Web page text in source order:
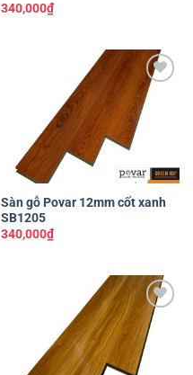
340,000₫
Sàn gỗ Povar 12mm cốt xanh
SB1205
340,000₫
Yêu
thích